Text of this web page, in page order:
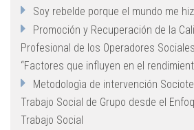
Soy rebelde porque el mundo me
Promoción y Recuperación de la
Profesional de los Operadores
“Factores que influyen en el
Metodologìa de intervención
Trabajo Social de Grupo desde el
Trabajo Social